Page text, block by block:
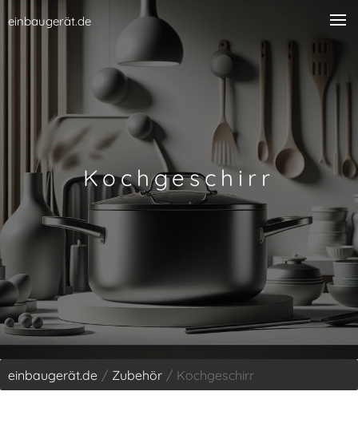
einbaugerät.de
Kochgeschirr
einbaugerät.de Zubehör Kochgeschirr